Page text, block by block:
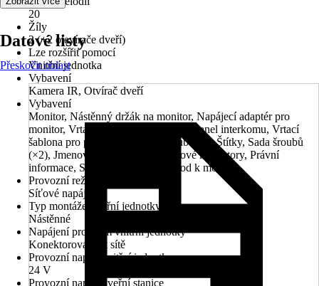
20
Žíly
2 (+2 otevírače dveří)
Lze rozšířit pomocí
Vnitřní jednotka
Vybavení
Kamera IR, Otvírač dveří
Vybavení
Monitor, Nástěnný držák na monitor, Napájecí adaptér pro
monitor, Vrtací šablona pro monitor, Panel interkomu, Vrtací
šablona pro panel interkomu, Šroubovák, Štítky, Sada šroubů
(×2), Jmenovka (×2), Dráty a drátové konektory, Právní
informace, Stručná příručka a návod k montáži
Provozní režim
Síťové napájení
Typ montáže vnitřní jednotky
Nástěnné
Napájení proudem vnitřní jednotky
Konektorová část sítě
Provozní napětí vnitřní jednotky
24 V
Provozní napětí dveřní stanice
Datové listy
Přeskočit oblast